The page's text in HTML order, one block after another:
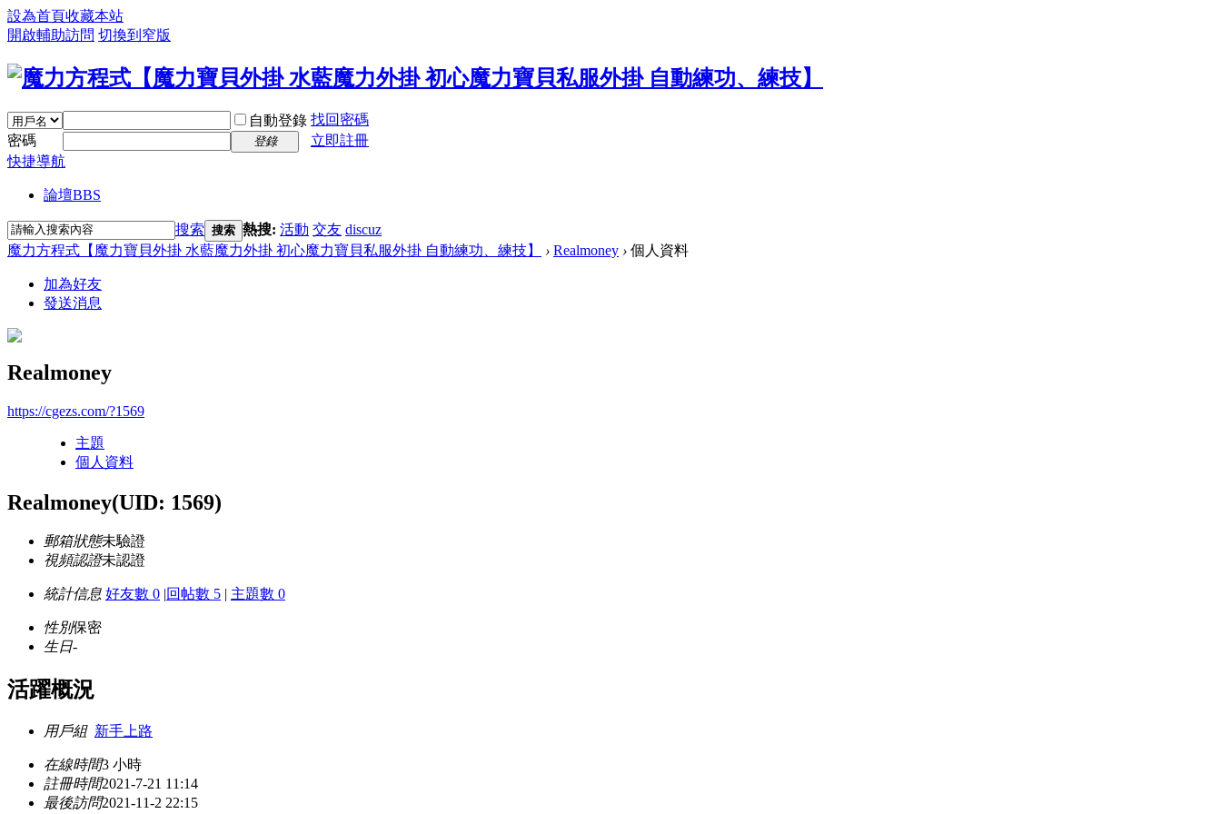
設為首頁收藏本站
開啟輔助訪問 切換到窄版
自動登錄 找回密碼
密碼
登錄
立即註冊
快捷導航
論壇BBS
搜索 搜索 熱搜: 活動 交友 discuz
魔力方程式【魔力寶貝外掛 水藍魔力外掛 初心魔力寶貝私服外掛 自動練功、練技】
› Realmoney › 個人資料
加為好友
發送消息
Realmoney
https://cgezs.com/?1569
主題
個人資料
Realmoney(UID: 1569)
郵箱狀態未驗證
視頻認證未認證
統計信息 好友數 0 |回帖數 5 | 主題數 0
性別保密
生日-
活躍概況
用戶組 新手上路
在線時間3 小時
註冊時間2021-7-21 11:14
最後訪問2021-11-2 22:15